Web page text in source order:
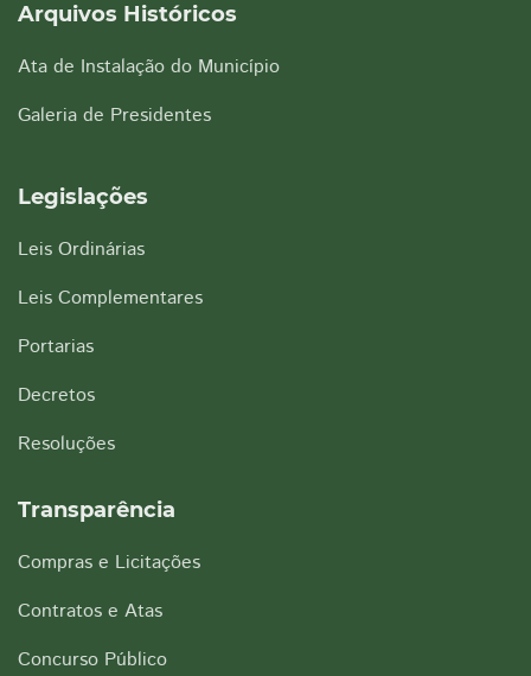
Arquivos Históricos
Ata de Instalação do Município
Galeria de Presidentes
Legislações
Leis Ordinárias
Leis Complementares
Portarias
Decretos
Resoluções
Transparência
Compras e Licitações
Contratos e Atas
Concurso Público